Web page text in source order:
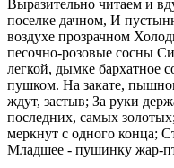
Выразительно читаем и
поселке дачном, И
воздухе прозрачном
песочно-розовые сосны
легкой, дымке бархатное
пушком. На закате,
ждут, застыв; За руки
последних, самых
меркнут с одного конца;
Младшее - пушинку жар-